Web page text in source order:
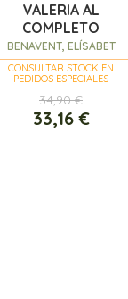
VALERIA AL
COMPLETO
BENAVENT, ELÍSABET
CONSULTAR STOCK EN
PEDIDOS ESPECIALES
34,90 €
33,16 €